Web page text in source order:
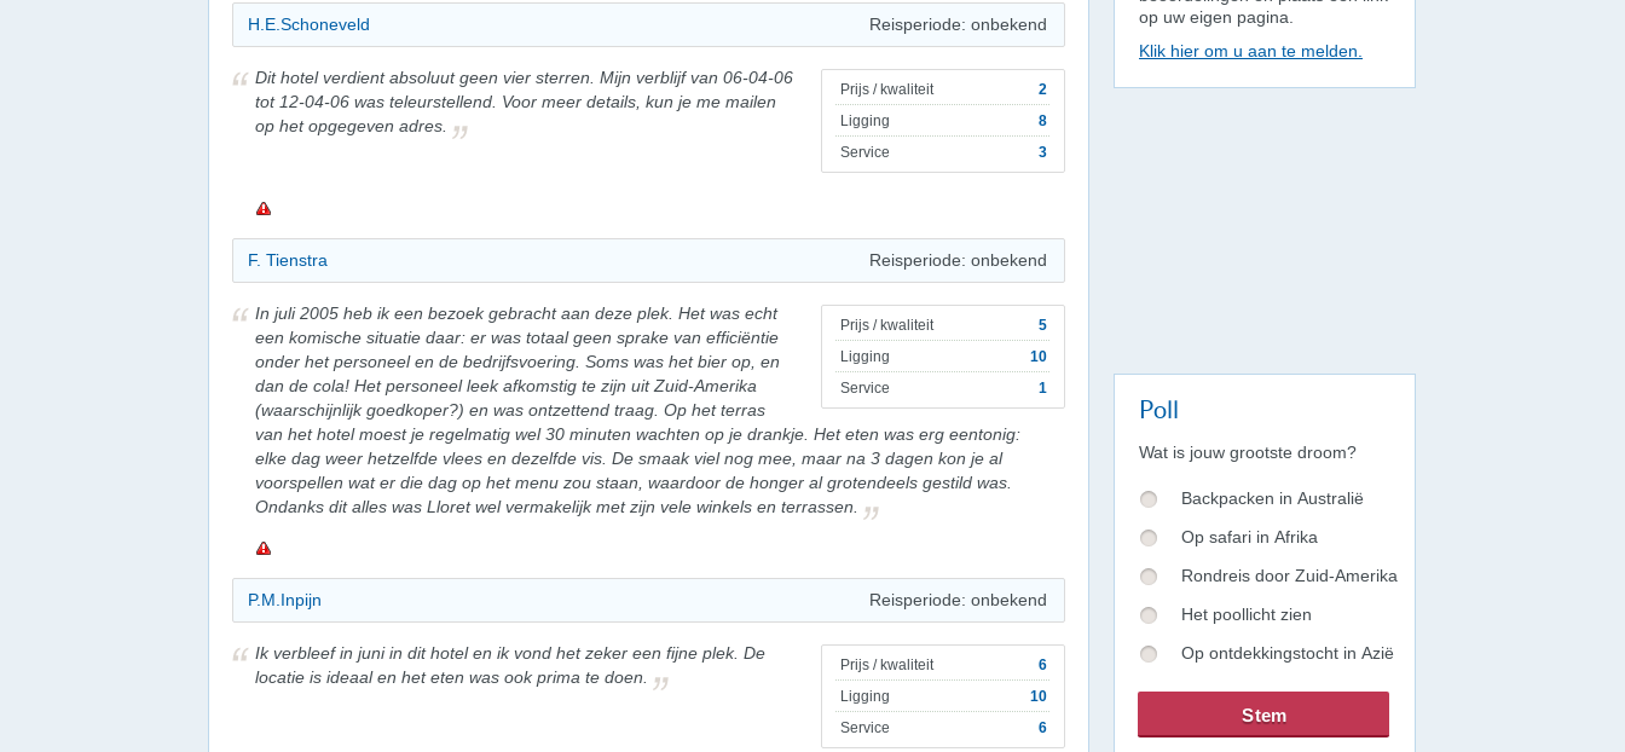
H.E.Schoneveld Reisperiode: onbekend
Prijs / kwaliteit
2
Ligging
8
Service
3
Dit hotel verdient absoluut geen vier sterren. Mijn verblijf van 06-04-06
tot 12-04-06 was teleurstellend. Voor meer details, kun je me mailen
op het opgegeven adres.
F. Tienstra Reisperiode: onbekend
Prijs / kwaliteit
5
Ligging
10
Service
1
In juli 2005 heb ik een bezoek gebracht aan deze plek. Het was echt
een komische situatie daar: er was totaal geen sprake van efficiëntie
onder het personeel en de bedrijfsvoering. Soms was het bier op, en
dan de cola! Het personeel leek afkomstig te zijn uit Zuid-Amerika
(waarschijnlijk goedkoper?) en was ontzettend traag. Op het terras
van het hotel moest je regelmatig wel 30 minuten wachten op je drankje. Het eten was erg eentonig:
elke dag weer hetzelfde vlees en dezelfde vis. De smaak viel nog mee, maar na 3 dagen kon je al
voorspellen wat er die dag op het menu zou staan, waardoor de honger al grotendeels gestild was.
Ondanks dit alles was Lloret wel vermakelijk met zijn vele winkels en terrassen.
P.M.Inpijn Reisperiode: onbekend
Prijs / kwaliteit
6
Ligging
10
Service
6
Ik verbleef in juni in dit hotel en ik vond het zeker een fijne plek. De
locatie is ideaal en het eten was ook prima te doen.
op uw eigen pagina.
Klik hier om u aan te melden.
Poll
Wat is jouw grootste droom?
Backpacken in Australië
Op safari in Afrika
Rondreis door Zuid-Amerika
Het poollicht zien
Op ontdekkingstocht in Azië